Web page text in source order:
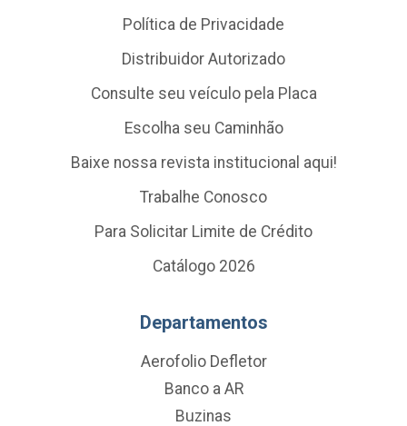
Política de Privacidade
Distribuidor Autorizado
Consulte seu veículo pela Placa
Escolha seu Caminhão
Baixe nossa revista institucional aqui!
Trabalhe Conosco
Para Solicitar Limite de Crédito
Catálogo 2026
Departamentos
Aerofolio Defletor
Banco a AR
Buzinas